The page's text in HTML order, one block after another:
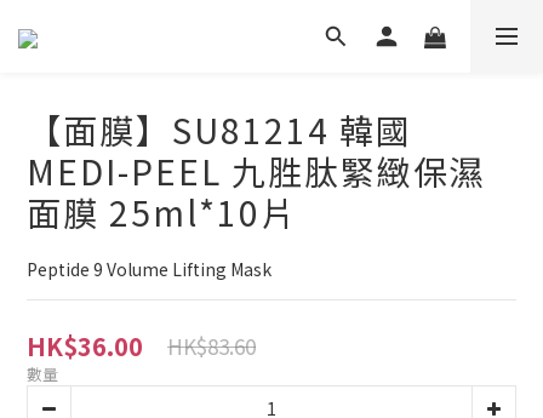
【面膜】SU81214 韓國
MEDI-PEEL 九胜肽緊緻保濕
面膜 25ml*10片
Peptide 9 Volume Lifting Mask
HK$36.00 HK$83.60
數量